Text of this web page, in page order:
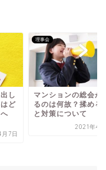
れ
因
理事会
マンションで防火管
は必要？任期や手当
説！
2019年6